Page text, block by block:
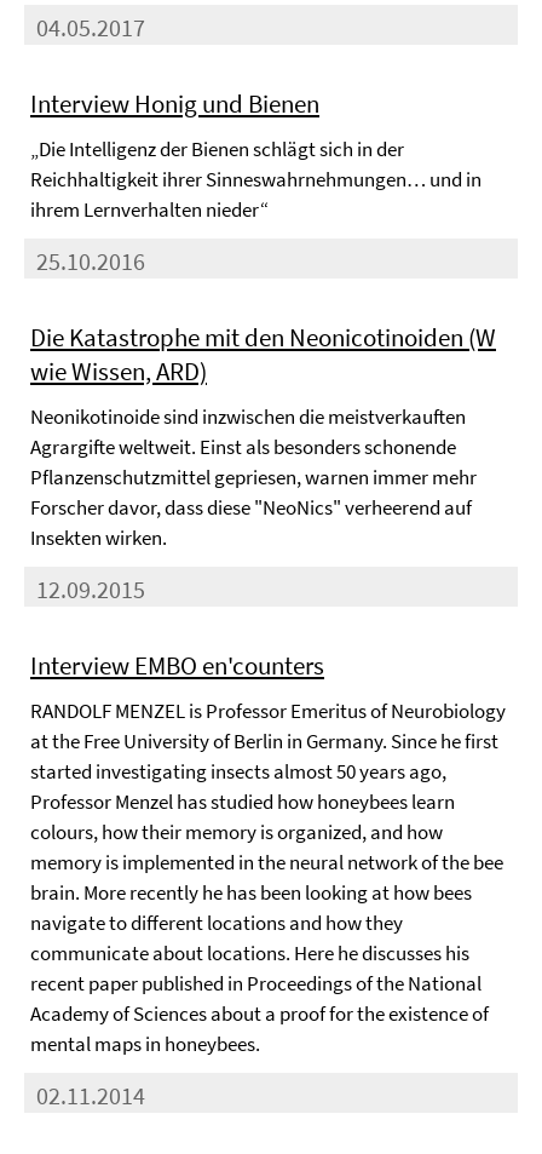
04.05.2017
Interview Honig und Bienen
„Die Intelligenz der Bienen schlägt sich in der
Reichhaltigkeit ihrer Sinneswahrnehmungen… und in
ihrem Lernverhalten nieder“
25.10.2016
Die Katastrophe mit den Neonicotinoiden (W
wie Wissen, ARD)
Neonikotinoide sind inzwischen die meistverkauften
Agrargifte weltweit. Einst als besonders schonende
Pflanzenschutzmittel gepriesen, warnen immer mehr
Forscher davor, dass diese "NeoNics" verheerend auf
Insekten wirken.
12.09.2015
Interview EMBO en'counters
RANDOLF MENZEL is Professor Emeritus of Neurobiology
at the Free University of Berlin in Germany. Since he first
started investigating insects almost 50 years ago,
Professor Menzel has studied how honeybees learn
colours, how their memory is organized, and how
memory is implemented in the neural network of the bee
brain. More recently he has been looking at how bees
navigate to different locations and how they
communicate about locations. Here he discusses his
recent paper published in Proceedings of the National
Academy of Sciences about a proof for the existence of
mental maps in honeybees.
02.11.2014